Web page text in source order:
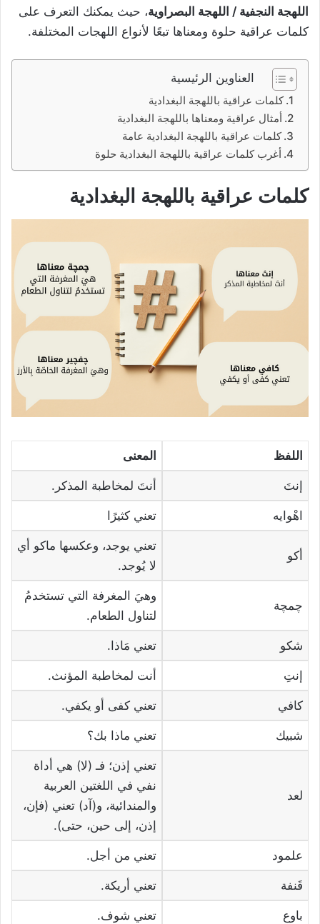
اللهجة النجفية / اللهجة البصراوية، حيث يمكنك التعرف على
كلمات عراقية حلوة ومعناها تبعًا لأنواع اللهجات المختلفة.
العناوين الرئيسية
كلمات عراقية باللهجة البغدادية
أمثال عراقية ومعناها باللهجة البغدادية
كلمات عراقية باللهجة البغدادية عامة
أغرب كلمات عراقية باللهجة البغدادية حلوة
كلمات عراقية باللهجة البغدادية
اللفظ المعنى
إنتَ أنتَ لمخاطبة المذكر.
اهْوايه تعني كثيرًا
أكو
تعني يوجد، وعكسها ماكو أي
لا يُوجد.
چمچة
وهيَ المغرفة التي تستخدمُ
لتناول الطعام.
شكو تعني مَاذا.
إنتِ أنت لمخاطبة المؤنث.
كافي تعني كفى أو يكفي.
شبيك تعني ماذا بك؟
لعد
تعني إذن؛ فـ (لا) هي أداة
نفي في اللغتين العربية
والمندائية، و(آد) تعني (فإن،
إذن، إلى حين، حتى).
علمود تعني من أجل.
قَنفة تعني أريكة.
باوع تعني شوف.